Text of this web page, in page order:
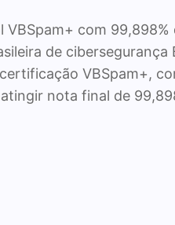
com 99,898%
de cibersegurança
VBSpam+,
nota final de